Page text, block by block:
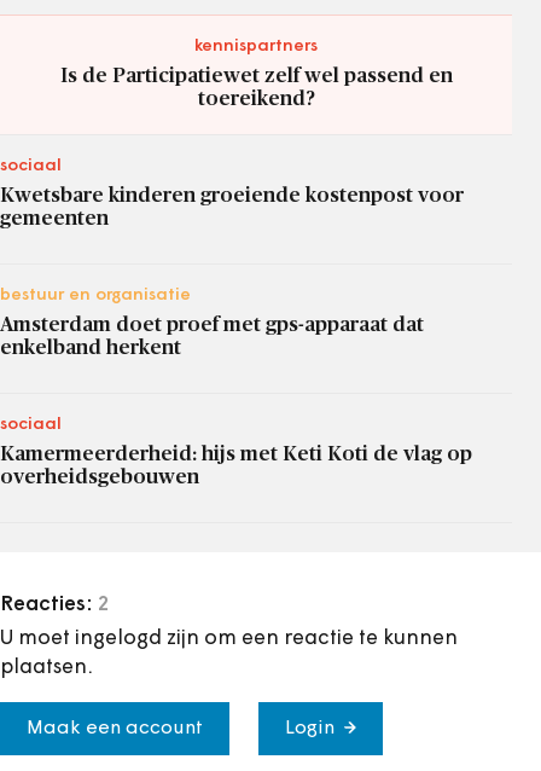
kennispartners
Is de Participatiewet zelf wel passend en
toereikend?
sociaal
Kwetsbare kinderen groeiende kostenpost voor
gemeenten
bestuur en organisatie
Amsterdam doet proef met gps-apparaat dat
enkelband herkent
sociaal
Kamermeerderheid: hijs met Keti Koti de vlag op
overheidsgebouwen
Reacties: 2
U moet ingelogd zijn om een reactie te kunnen
plaatsen.
Maak een account Login